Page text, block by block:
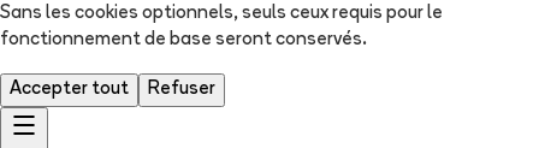
Sans les cookies optionnels, seuls ceux requis pour le
fonctionnement de base seront conservés.
Accepter tout Refuser